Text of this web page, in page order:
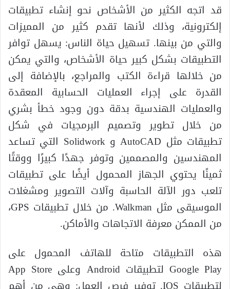
قد اتجه الكثير من الأشخاص نحو إنشاء تطبيقات
إلكترونية، وذلك لأنها تقدم كثير من المميزات
والتي من بينها. تسهيل حياة الناس: يسهل توافر
التطبيقات بشكل كبير حياة الأشخاص، والتي يمكن
من خلالها قراءة الكتب والمراجع، بالإضافة إلى
القدرة على إجراء العمليات الحسابية المعقدة
والعمليات الهندسية بدقة دون وجود خطأ بشري
من خلال تطوير وتصميم البرمجيات في شكل
تطبيقات مثل AutoCAD و Solidwork التي تساعد
المهندسين والمصممين وتوفر جهدًا كبيرًا ووقتًا
ثمينًا يحتوي الجهاز المحمول أيضًا على تطبيقات
تلعب دور الآلة الحاسبة وآلات التصوير ومشغلات
الموسيقى مثل Walkman. من خلال تطبيقات GPS،
من الممكن معرفة الاتجاهات والأماكن.
هذه التطبيقات متاحة للهاتف المحمول على
Google Play لتطبيقات Android وعلى App Store